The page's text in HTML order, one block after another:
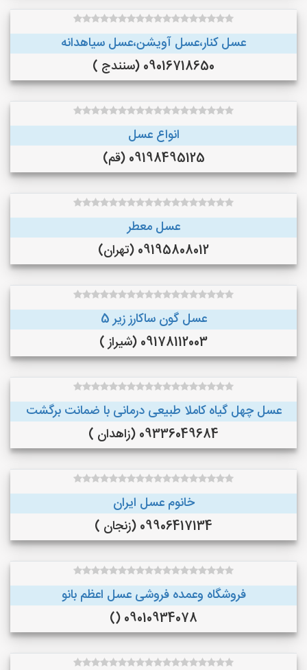
عسل کنار،عسل آویشن،عسل سیاهدانه
09016718650 (سنندج )
انواع عسل
09198495125 (قم)
عسل معطر
09195808012 (تهران)
عسل گون ساکارز زیر 5
09178112003 (شیراز )
عسل چهل گیاه کاملا طبیعی درمانی با ضمانت برگشت
09336049684 (زاهدان )
خانوم عسل ایران
09906417134 (زنجان )
فروشگاه وعمده فروشی عسل اعظم بانو
09010934078 ()